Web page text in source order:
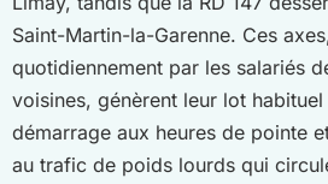
Saint-Martin-la-Garenne. Ces
quotidiennement par les salariés
voisines, génèrent leur lot
démarrage aux heures de pointe
au trafic de poids lourds qui